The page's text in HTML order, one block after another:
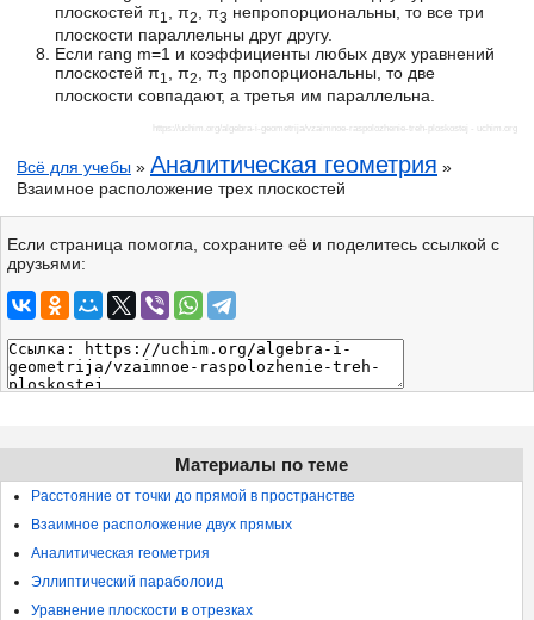
плоскостей π1 , π2, π3 непропорциональны, то все три
плоскости параллельны друг другу.
Если rang m=1 и коэффициенты любых двух уравнений
плоскостей π1 , π2 , π3 пропорциональны, то две
плоскости совпадают, а третья им параллельна.
https://uchim.org/algebra-i-geometrija/vzaimnoe-raspolozhenie-treh-ploskostej - uchim.org
Всё для учебы » Аналитическая геометрия »
Взаимное расположение трех плоскостей
Если страница помогла, сохраните её и поделитесь ссылкой с
друзьями:
Материалы по теме
Расстояние от точки до прямой в пространстве
Взаимное расположение двух прямых
Аналитическая геометрия
Эллиптический параболоид
Уравнение плоскости в отрезках